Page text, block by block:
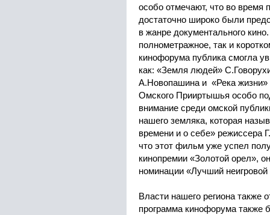
особо отмечают, что во
достаточно широко были
в жанре документального
полнометражное, так и
кинофорума публика смогла
как: «Земля людей»
А.Новопашина и «Река
Омского Прииртышья особо
внимание среди омской
нашего земляка, которая
времени и о себе» режиссера
что этот фильм уже успел
кинопремии «Золотой орел»,
номинации «Лучший
Власти нашего региона также
программа кинофорума также